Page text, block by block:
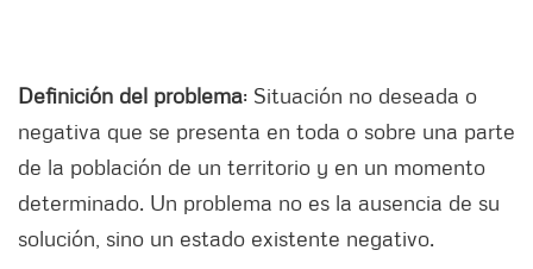
Definición del problema: Situación no deseada o
negativa que se presenta en toda o sobre una parte
de la población de un territorio y en un momento
determinado. Un problema no es la ausencia de su
solución, sino un estado existente negativo.